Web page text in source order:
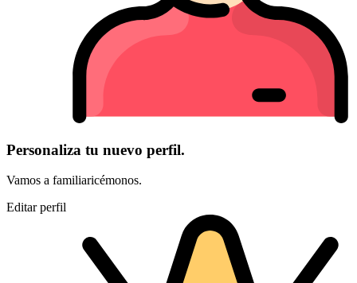
Personaliza tu nuevo perfil.
Vamos a familiaricémonos.
Editar perfil